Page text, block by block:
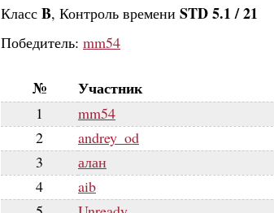
Класс B, Контроль времени STD 5.1 / 21
Победитель: mm54
№ Участник
1 mm54
2
andrey_od
3
алан
4
aib